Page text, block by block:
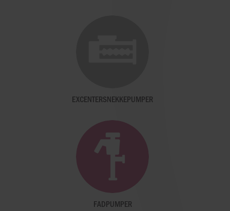
EXCENTERSNEKKEPUMPER
FADPUMPER